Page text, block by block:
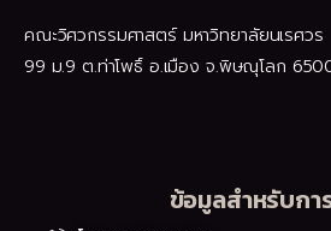
คณะวิศวกรรมศาสตร์ มหาวิทยาลัยนเรศวร
99 ม.9 ต.ท่าโพธิ์ อ.เมือง จ.พิษณุโลก
ข้อมูลสำหรับก